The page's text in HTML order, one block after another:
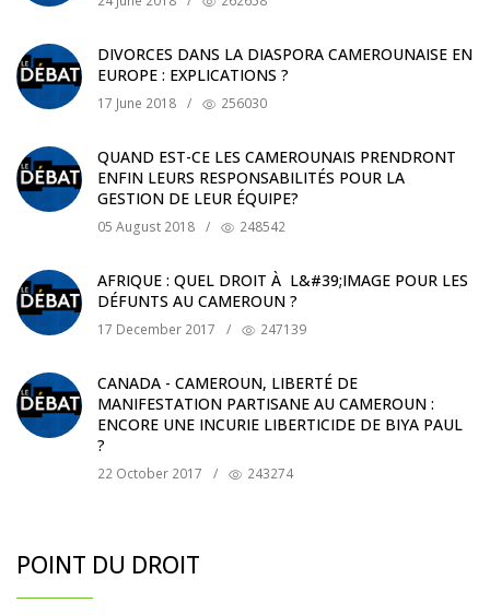
DIVORCES DANS LA DIASPORA CAMEROUNAISE EN
EUROPE : EXPLICATIONS ?
17 June 2018 / 256030
QUAND EST-CE LES CAMEROUNAIS PRENDRONT
ENFIN LEURS RESPONSABILITÉS POUR LA
GESTION DE LEUR ÉQUIPE?
05 August 2018 / 248542
AFRIQUE : QUEL DROIT À L&#39;IMAGE POUR LES
DÉFUNTS AU CAMEROUN ?
17 December 2017 / 247139
CANADA - CAMEROUN, LIBERTÉ DE
MANIFESTATION PARTISANE AU CAMEROUN :
ENCORE UNE INCURIE LIBERTICIDE DE BIYA PAUL
?
22 October 2017 / 243274
POINT DU DROIT